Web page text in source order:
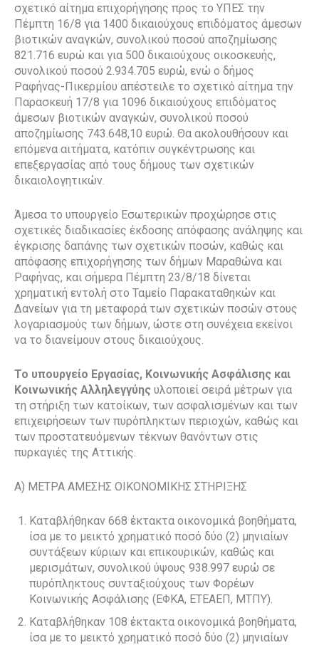
σχετικό αίτημα επιχορήγησης προς το ΥΠΕΣ την
Πέμπτη 16/8 για 1400 δικαιούχους επιδόματος άμεσων
βιοτικών αναγκών, συνολικού ποσού αποζημίωσης
821.716 ευρώ και για 500 δικαιούχους οικοσκευής,
συνολικού ποσού 2.934.705 ευρώ, ενώ ο δήμος
Ραφήνας-Πικερμίου απέστειλε το σχετικό αίτημα την
Παρασκευή 17/8 για 1096 δικαιούχους επιδόματος
άμεσων βιοτικών αναγκών, συνολικού ποσού
αποζημίωσης 743.648,10 ευρώ. Θα ακολουθήσουν και
επόμενα αιτήματα, κατόπιν συγκέντρωσης και
επεξεργασίας από τους δήμους των σχετικών
δικαιολογητικών.
Άμεσα το υπουργείο Εσωτερικών προχώρησε στις
σχετικές διαδικασίες έκδοσης απόφασης ανάληψης και
έγκρισης δαπάνης των σχετικών ποσών, καθώς και
απόφασης επιχορήγησης των δήμων Μαραθώνα και
Ραφήνας, και σήμερα Πέμπτη 23/8/18 δίνεται
χρηματική εντολή στο Ταμείο Παρακαταθηκών και
Δανείων για τη μεταφορά των σχετικών ποσών στους
λογαριασμούς των δήμων, ώστε στη συνέχεια εκείνοι
να το διανείμουν στους δικαιούχους.
Το υπουργείο Εργασίας, Κοινωνικής Ασφάλισης και
Κοινωνικής Αλληλεγγύης υλοποιεί σειρά μέτρων για
τη στήριξη των κατοίκων, των ασφαλισμένων και των
επιχειρήσεων των πυρόπληκτων περιοχών, καθώς και
των προστατευόμενων τέκνων θανόντων στις
πυρκαγιές της Αττικής.
Α) ΜΕΤΡΑ ΑΜΕΣΗΣ ΟΙΚΟΝΟΜΙΚΗΣ ΣΤΗΡΙΞΗΣ
Καταβλήθηκαν 668 έκτακτα οικονομικά βοηθήματα,
ίσα με το μεικτό χρηματικό ποσό δύο (2) μηνιαίων
συντάξεων κύριων και επικουρικών, καθώς και
μερισμάτων, συνολικού ύψους 938.997 ευρώ σε
πυρόπληκτους συνταξιούχους των Φορέων
Κοινωνικής Ασφάλισης (ΕΦΚΑ, ΕΤΕΑΕΠ, ΜΤΠΥ).
Καταβλήθηκαν 108 έκτακτα οικονομικά βοηθήματα,
ίσα με το μεικτό χρηματικό ποσό δύο (2) μηνιαίων